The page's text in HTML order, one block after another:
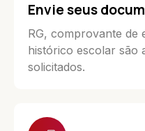
Envie seus
RG, comprovante de
histórico escolar são
solicitados.